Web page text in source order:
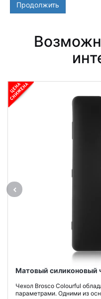
Продолжить
Чехол Brosco Colourful
параметрами. Одними из